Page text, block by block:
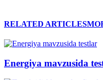
RELATED ARTICLES
Energiya mavzusida